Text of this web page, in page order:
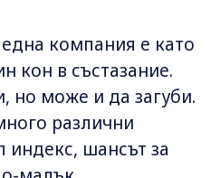
компания е като
кон в състазание.
но може и да загуби.
различни
шансът за